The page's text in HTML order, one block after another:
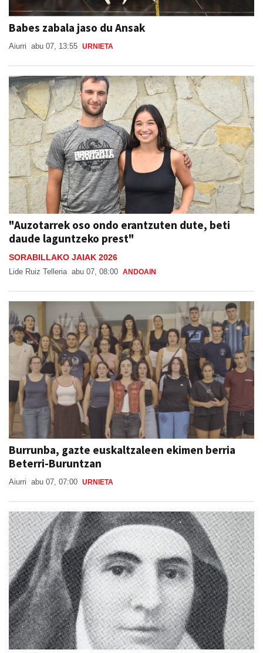
Babes zabala jaso du Ansak
Aiurri abu 07, 13:55 URNIETA
"Auzotarrek oso ondo erantzuten dute, beti
daude laguntzeko prest"
SORABILLAKO JAIAK 2026
Lide Ruiz Telleria abu 07, 08:00 ANDOAIN
Burrunba, gazte euskaltzaleen ekimen berria
Beterri-Buruntzan
Aiurri abu 07, 07:00 URNIETA